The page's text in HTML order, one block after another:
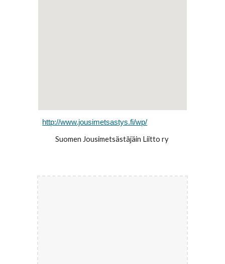
http://www.jousimetsastys.fi/wp/
Suomen Jousimetsästäjäin Liitto ry